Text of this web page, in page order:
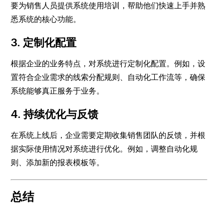
要为销售人员提供系统使用培训，帮助他们快速上手并熟
悉系统的核心功能。
3. 定制化配置
根据企业的业务特点，对系统进行定制化配置。例如，设
置符合企业需求的线索分配规则、自动化工作流等，确保
系统能够真正服务于业务。
4. 持续优化与反馈
在系统上线后，企业需要定期收集销售团队的反馈，并根
据实际使用情况对系统进行优化。例如，调整自动化规
则、添加新的报表模板等。
总结